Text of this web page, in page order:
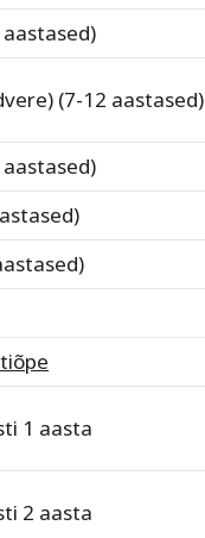
aastased)
(7-12 aastased)
aastased)
1 aasta
2 aasta